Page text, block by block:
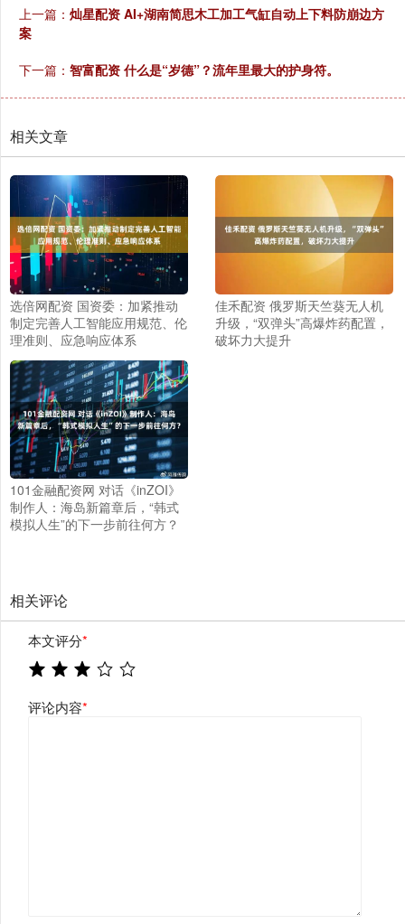
上一篇： 灿星配资 AI+湖南简思木工加工气缸自动上下料防崩边方
案
下一篇： 智富配资 什么是“岁德”？流年里最大的护身符。
相关文章
选倍网配资 国资委：加紧推动
制定完善人工智能应用规范、伦
理准则、应急响应体系
佳禾配资 俄罗斯天竺葵无人机
升级，“双弹头”高爆炸药配置，
破坏力大提升
101金融配资网 对话《inZOI》
制作人：海岛新篇章后，“韩式
模拟人生”的下一步前往何方？
相关评论
本文评分*
评论内容*